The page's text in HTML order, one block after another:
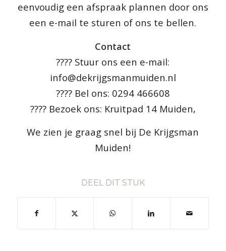
eenvoudig een afspraak plannen door ons
een e-mail te sturen of ons te bellen.
Contact
???? Stuur ons een e-mail:
info@dekrijgsmanmuiden.nl
???? Bel ons: 0294 466608
???? Bezoek ons: Kruitpad 14 Muiden,
We zien je graag snel bij De Krijgsman
Muiden!
DEEL DIT STUK